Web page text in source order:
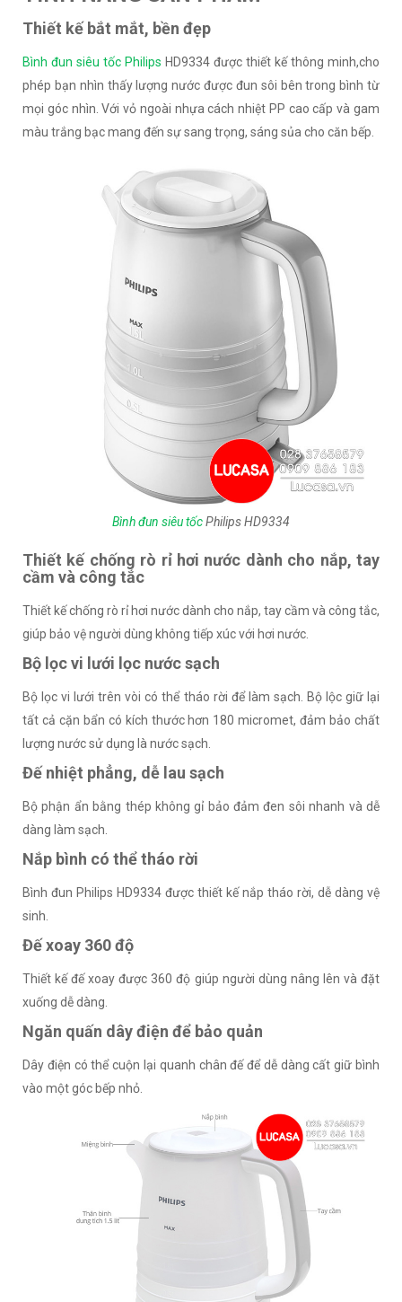
Thiết kế bắt mắt, bền đẹp
Bình đun siêu tốc Philips HD9334 được thiết kế thông minh,cho
phép bạn nhìn thấy lượng nước được đun sôi bên trong bình từ
mọi góc nhìn. Với vỏ ngoài nhựa cách nhiệt PP cao cấp và gam
màu trắng bạc mang đến sự sang trọng, sáng sủa cho căn bếp.
Bình đun siêu tốcPhilips HD9334
Thiết kế chống rò rỉ hơi nước dành cho nắp, tay
cầm và công tắc
Thiết kế chống rò rỉ hơi nước dành cho nắp, tay cầm và công tắc,
giúp bảo vệ người dùng không tiếp xúc với hơi nước.
Bộ lọc vi lưới lọc nước sạch
Bộ lọc vi lưới trên vòi có thể tháo rời để làm sạch. Bộ lộc giữ lại
tất cả cặn bẩn có kích thước hơn 180 micromet, đảm bảo chất
lượng nước sử dụng là nước sạch.
Đế nhiệt phẳng, dễ lau sạch
Bộ phận ẩn bằng thép không gỉ bảo đảm đen sôi nhanh và dễ
dàng làm sạch.
Nắp bình có thể tháo rời
Bình đun Philips HD9334 được thiết kế nắp tháo rời, dễ dàng vệ
sinh.
Đế xoay 360 độ
Thiết kế đế xoay được 360 độ giúp người dùng nâng lên và đặt
xuống dễ dàng.
Ngăn quấn dây điện để bảo quản
Dây điện có thể cuộn lại quanh chân đế để dễ dàng cất giữ bình
vào một góc bếp nhỏ.